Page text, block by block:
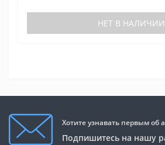
НЕТ В НАЛИЧИИ
Хотите узнавать первым об
Подпишитесь на нашу